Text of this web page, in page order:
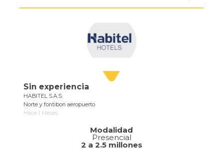
Sin experiencia
HABITEL S.A.S.
Norte y fontibon aeropuerto
Hace 1 Meses
Modalidad
Presencial
2 a 2.5 millones